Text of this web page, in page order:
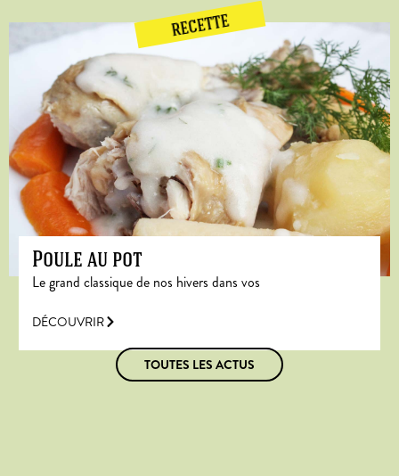
RECETTE
Poule au pot
Le grand classique de nos hivers dans vos
DÉCOUVRIR
TOUTES LES ACTUS